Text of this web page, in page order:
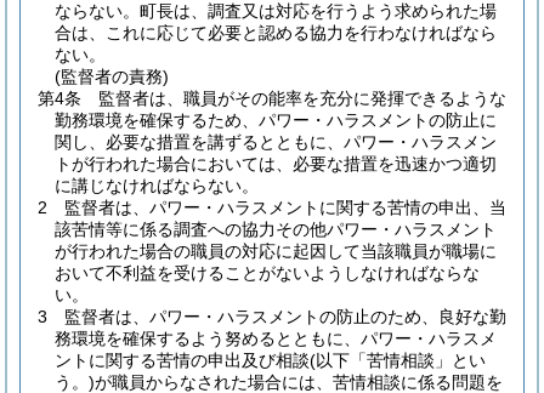
ならない。 町長は、調査又は対応を行うよう求められた場
合は、これに応じて必要と認める協力を行わなければなら
ない。
(監督者の責務)
第4条
監督者は、職員がその能率を充分に発揮できるような
勤務環境を確保するため、パワー・ハラスメントの防止に
関し、必要な措置を講ずるとともに、パワー・ハラスメン
トが行われた場合においては、必要な措置を迅速かつ適切
に講じなければならない。
2
監督者は、パワー・ハラスメントに関する苦情の申出、当
該苦情等に係る調査への協力その他パワー・ハラスメント
が行われた場合の職員の対応に起因して当該職員が職場に
おいて不利益を受けることがないようしなければならな
い。
3
監督者は、パワー・ハラスメントの防止のため、良好な勤
務環境を確保するよう努めるとともに、パワー・ハラスメ
ントに関する苦情の申出及び相談(以下「苦情相談」とい
う。)が職員からなされた場合には、苦情相談に係る問題を